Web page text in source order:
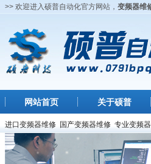
>> 欢迎进入硕普自动化官方网站， 变频器维
网站首页 关于硕普
进口变频器维修 国产变频器维修 专业变频